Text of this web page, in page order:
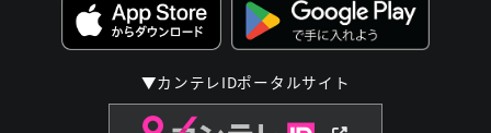
▼カンテレIDポータルサイト